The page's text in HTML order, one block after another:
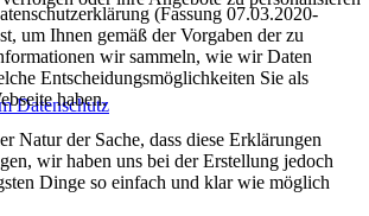
(Fassung 07.03.2020-
um Ihnen gemäß der Vorgaben der zu
wir sammeln, wie wir Daten
Entscheidungsmöglichkeiten Sie als
haben.
Natur der Sache, dass diese Erklärungen
wir haben uns bei der Erstellung jedoch
Dinge so einfach und klar wie möglich
Datenschutz